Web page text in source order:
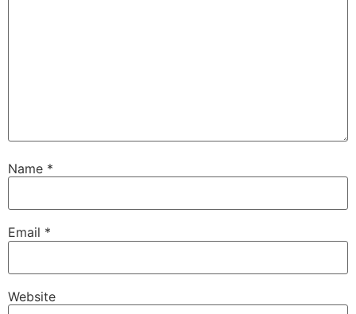
Name *
Email *
Website